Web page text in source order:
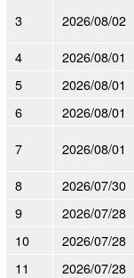
3
2026/08/02
4
2026/08/01
5
2026/08/01
6
2026/08/01
7
2026/08/01
8
2026/07/30
9
2026/07/28
10
2026/07/28
11
2026/07/28